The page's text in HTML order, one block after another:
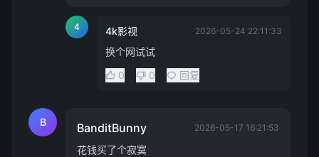
4 4k影视 2026-05-24 22:11:33
换个网试试
0
0 回复
B BanditBunny 2026-05-17 16:21:53
花钱买了个寂寞